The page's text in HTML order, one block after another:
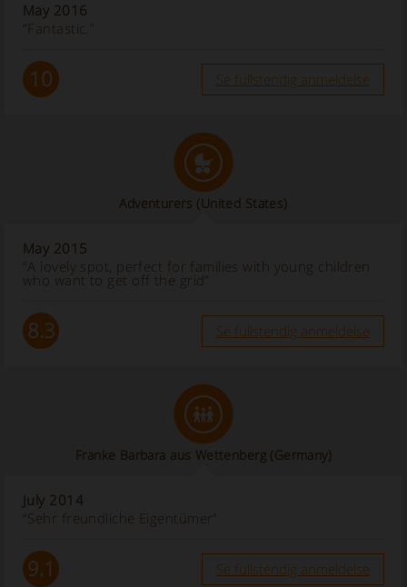
May 2016
“Fantastic.”
10 Se fullstendig anmeldelse
Adventurers (United States)
May 2015
“A lovely spot, perfect for families with young children
who want to get off the grid”
8.3 Se fullstendig anmeldelse
Franke Barbara aus Wettenberg (Germany)
July 2014
“Sehr freundliche Eigentümer”
9.1 Se fullstendig anmeldelse